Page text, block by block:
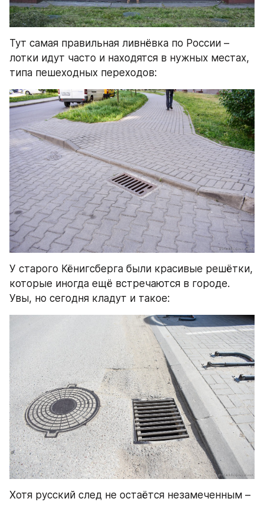
Тут самая правильная ливнёвка по России –
лотки идут часто и находятся в нужных местах,
типа пешеходных переходов:
У старого Кёнигсберга были красивые решётки,
которые иногда ещё встречаются в городе.
Увы, но сегодня кладут и такое:
Хотя русский след не остаётся незамеченным –